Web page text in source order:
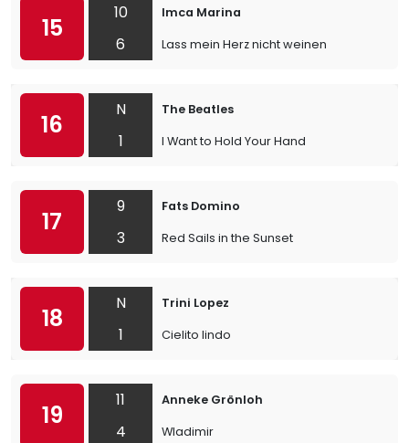
15
10
6
Imca Marina
Lass mein Herz nicht weinen
16
N
1
The Beatles
I Want to Hold Your Hand
17
9
3
Fats Domino
Red Sails in the Sunset
18
N
1
Trini Lopez
Cielito lindo
19
11
4
Anneke Grönloh
Wladimir